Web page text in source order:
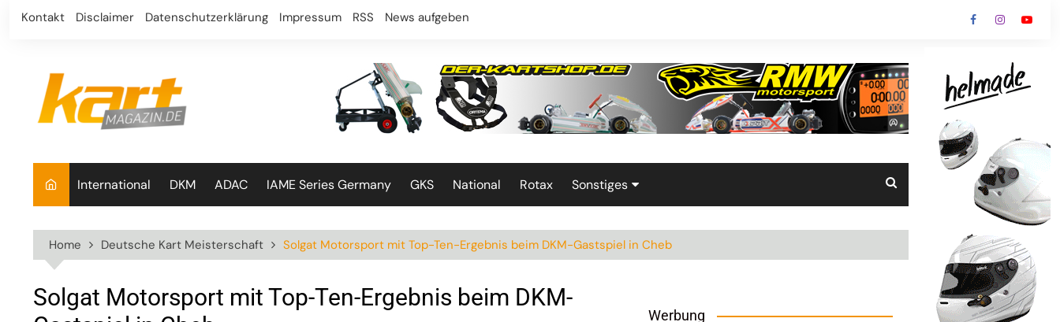
Skip
Kontakt Disclaimer Datenschutzerklärung Impressum RSS News aufgeben
International DKM ADAC IAME Series Germany GKS National Rotax Sonstiges
Home Deutsche Kart Meisterschaft Solgat Motorsport mit Top-Ten-Ergebnis beim DKM-Gastspiel in Cheb
Solgat Motorsport mit Top-Ten-Ergebnis beim DKM-
Werbung